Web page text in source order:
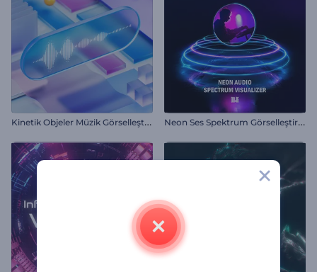
K
inetik Objeler Müzik Görselleştirici N
eon Ses Spektrum Görselleştirici